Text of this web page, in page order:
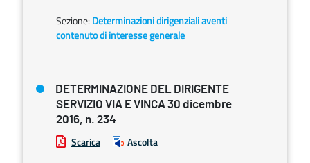
Sezione: Determinazioni dirigenziali aventi
contenuto di interesse generale
DETERMINAZIONE DEL DIRIGENTE
SERVIZIO VIA E VINCA 30 dicembre
2016, n. 234
Scarica Ascolta